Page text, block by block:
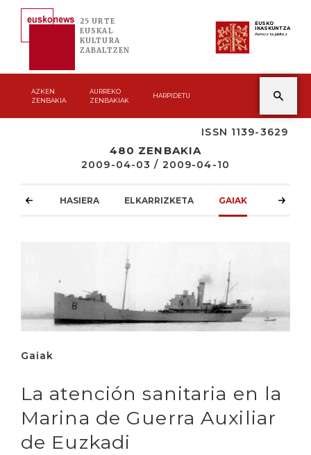
25 URTE
EUSKAL
KULTURA
ZABALTZEN
EUSKO
IKASKUNTZA
Asmoz ta jakitez
AZKEN
ZENBAKIA
AURREKO
ZENBAKIAK
HARPIDETU
ISSN 1139-3629
480 ZENBAKIA
2009-04-03 / 2009-04-10
HASIERA ELKARRIZKETA GAIAK
Gaiak
La atención sanitaria en la
Marina de Guerra Auxiliar
de Euzkadi